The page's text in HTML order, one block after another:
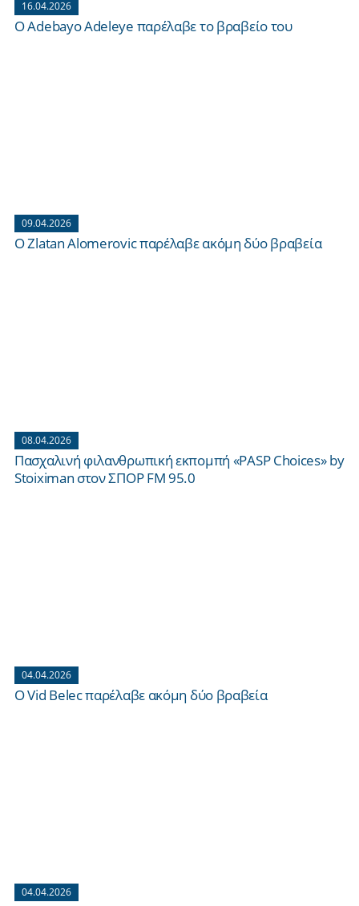
16.04.2026
Ο Adebayo Adeleye παρέλαβε το βραβείο του
09.04.2026
O Zlatan Alomerovic παρέλαβε ακόμη δύο βραβεία
08.04.2026
Πασχαλινή φιλανθρωπική εκπομπή «PASP Choices» by
Stoiximan στον ΣΠΟΡ FM 95.0
04.04.2026
O Vid Belec παρέλαβε ακόμη δύο βραβεία
04.04.2026